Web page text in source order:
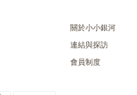
關於小小銀河
連結與探訪
會員制度